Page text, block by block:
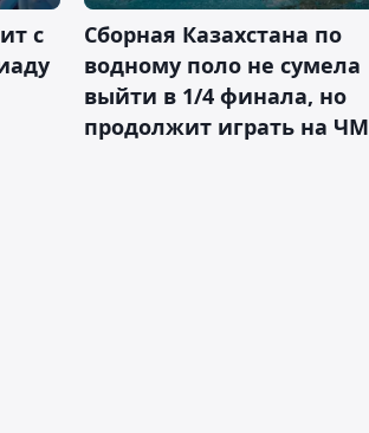
с
Сборная Казахстана по
водному поло не сумела
выйти в 1/4 финала, но
продолжит играть на ЧМ